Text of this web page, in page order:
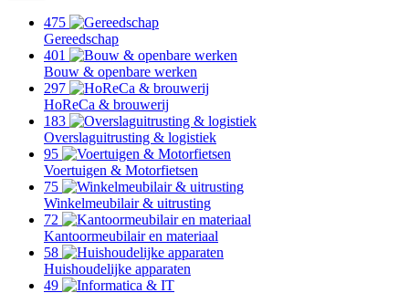
475
Gereedschap
401
Bouw & openbare werken
297
HoReCa & brouwerij
183
Overslaguitrusting & logistiek
95
Voertuigen & Motorfietsen
75
Winkelmeubilair & uitrusting
72
Kantoormeubilair en materiaal
58
Huishoudelijke apparaten
49